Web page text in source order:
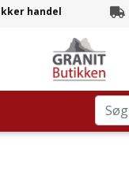
handel